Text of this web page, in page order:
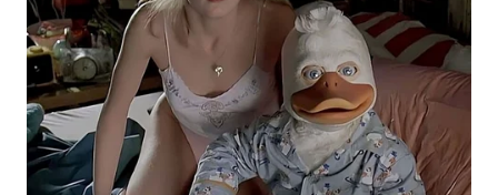
WN
DAIRI
WN
DANAU
TOBA